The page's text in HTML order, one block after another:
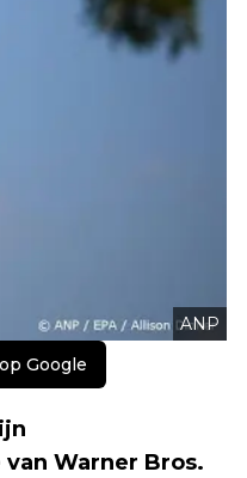
ANP
Google
Warner Bros.